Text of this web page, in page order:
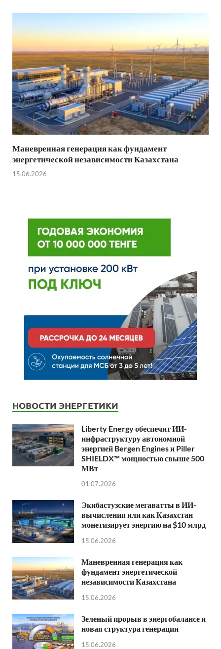
Маневренная генерация как фундамент
энергетической независимости Казахстана
15.06.2026
НОВОСТИ ЭНЕРГЕТИКИ
Liberty Energy обеспечит ИИ-
инфраструктуру автономной
энергией Bergen Engines и Piller
SHIELDX™ мощностью свыше 500
МВт
01.07.2026
Экибастузские мегаватты в ИИ-
вычисления или как Казахстан
монетизирует энергию на $10 млрд
15.06.2026
Маневренная генерация как
фундамент энергетической
независимости Казахстана
15.06.2026
Зеленый прорыв в энергобалансе и
новая структура генерации
15.06.2026